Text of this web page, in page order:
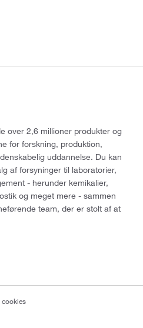
over 2,6 millioner produkter og
for forskning, produktion,
uddannelse. Du kan
af forsyninger til laboratorier,
- herunder kemikalier,
og meget mere - sammen
team, der er stolt af at
cookies